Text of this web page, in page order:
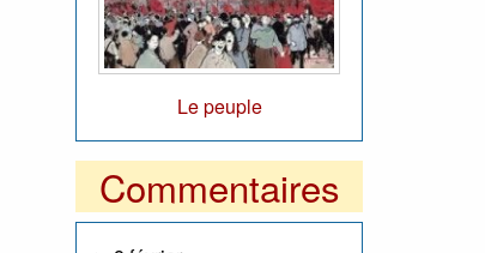
Le peuple
Commentaires